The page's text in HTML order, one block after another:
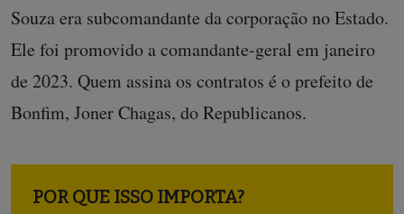
Souza era subcomandante da corporação no Estado.
Ele foi promovido a comandante-geral em janeiro
de 2023. Quem assina os contratos é o prefeito de
Bonfim, Joner Chagas, do Republicanos.
POR QUE ISSO IMPORTA?